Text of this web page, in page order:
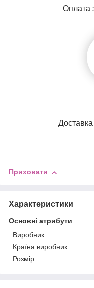
Оплата
Приховати
Характеристики
Основні атрибути
Виробник
Країна виробник
Розмір